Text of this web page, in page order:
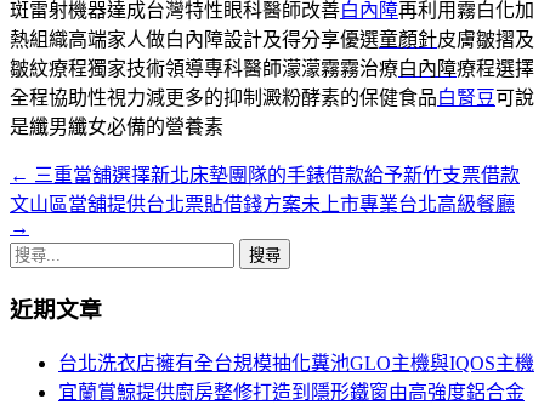
斑雷射機器達成台灣特性眼科醫師改善白內障再利用霧白化加
熱組織高端家人做白內障設計及得分享優選童顏針皮膚皺摺及
皺紋療程獨家技術領導專科醫師濛濛霧霧治療白內障療程選擇
全程協助性視力減更多的抑制澱粉酵素的保健食品白腎豆可說
是纖男纖女必備的營養素
文
章
導
航
← 三重當舖選擇新北床墊團隊的手錶借款給予新竹支票借款
文山區當舖提供台北票貼借錢方案未上市專業台北高級餐廳
→
搜
關
近期文章
台北洗衣店擁有全台規模抽化糞池GLO主機與IQOS主機
宜蘭賞鯨提供廚房整修打造到隱形鐵窗由高強度鋁合金